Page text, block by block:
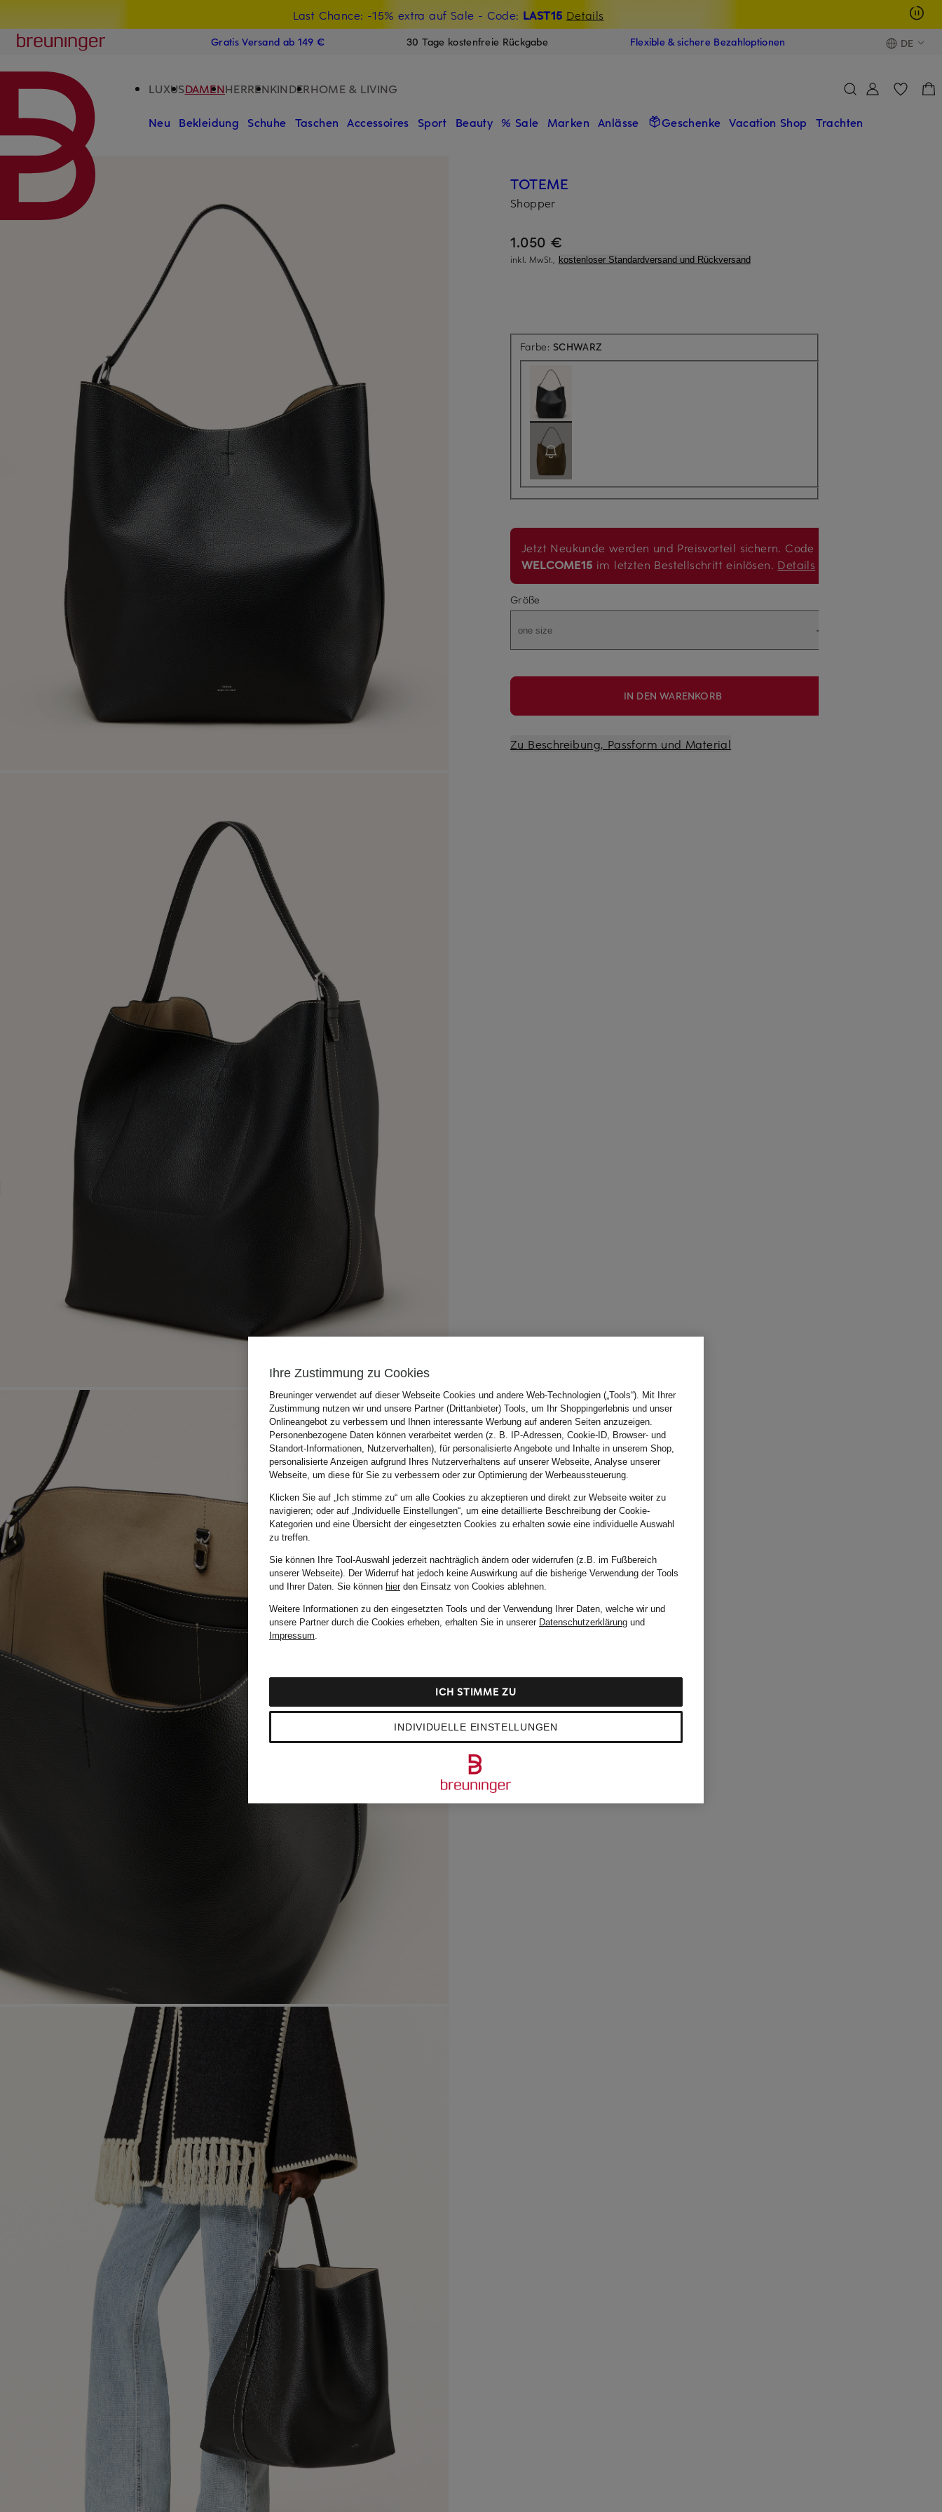
Last Chance: -15% extra auf Sale - Code: LAST15 Details
15€-Willkommensgutschein mit Beyond sichern
Breuninger
Gratis Versand ab 149 € 30 Tage kostenfreie Rückgabe Flexible & sichere Bezahloptionen DE
LUXUSDAMENHERRENKINDERHOME & LIVING
Neu Bekleidung Schuhe Taschen Accessoires Sport Beauty % Sale Marken Anlässe Geschenke Vacation Shop Trachten
TOTEME
Shopper
1.050 €
inkl. MwSt., kostenloser Standardversand und Rückversand
Farbe: SCHWARZ
Jetzt Neukunde werden und Preisvorteil sichern. Code
WELCOME15 im letzten Bestellschritt einlösen. Details
Größe
one size
IN DEN WARENKORB
Zu Beschreibung, Passform und Material
Ihre Zustimmung zu Cookies
Breuninger verwendet auf dieser Webseite Cookies und andere Web-Technologien („Tools“). Mit Ihrer
Zustimmung nutzen wir und unsere Partner (Drittanbieter) Tools, um Ihr Shoppingerlebnis und unser
Onlineangebot zu verbessern und Ihnen interessante Werbung auf anderen Seiten anzuzeigen.
Personenbezogene Daten können verarbeitet werden (z. B. IP-Adressen, Cookie-ID, Browser- und
Standort-Informationen, Nutzerverhalten), für personalisierte Angebote und Inhalte in unserem Shop,
personalisierte Anzeigen aufgrund Ihres Nutzerverhaltens auf unserer Webseite, Analyse unserer
Webseite, um diese für Sie zu verbessern oder zur Optimierung der Werbeaussteuerung.
Klicken Sie auf „Ich stimme zu“ um alle Cookies zu akzeptieren und direkt zur Webseite weiter zu
navigieren; oder auf „Individuelle Einstellungen“, um eine detaillierte Beschreibung der Cookie-
Kategorien und eine Übersicht der eingesetzten Cookies zu erhalten sowie eine individuelle Auswahl
zu treffen.
Sie können Ihre Tool-Auswahl jederzeit nachträglich ändern oder widerrufen (z.B. im Fußbereich
unserer Webseite). Der Widerruf hat jedoch keine Auswirkung auf die bisherige Verwendung der Tools
und Ihrer Daten. Sie können hierden Einsatz von Cookies ablehnen.
Weitere Informationen zu den eingesetzten Tools und der Verwendung Ihrer Daten, welche wir und
unsere Partner durch die Cookies erheben, erhalten Sie in unserer Datenschutzerklärung und
Impressum.
INDIVIDUELLE EINSTELLUNGEN
ICH STIMME ZU